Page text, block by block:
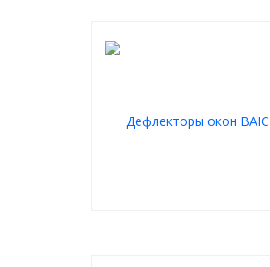
Разработано для